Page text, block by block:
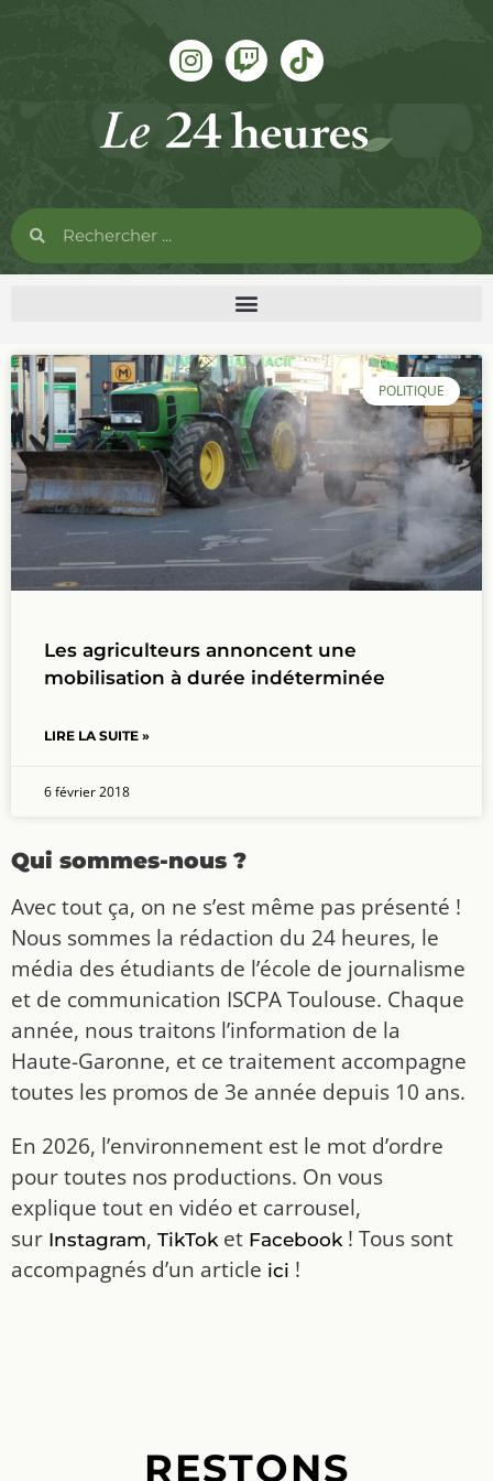
POLITIQUE
Les agriculteurs annoncent une
mobilisation à durée indéterminée
LIRE LA SUITE »
6 février 2018
Qui sommes-nous ?
Avec tout ça, on ne s’est même pas présenté !
Nous sommes la rédaction du 24 heures, le
média des étudiants de l’école de journalisme
et de communication ISCPA Toulouse. Chaque
année, nous traitons l’information de la
Haute-Garonne, et ce traitement accompagne
toutes les promos de 3e année depuis 10 ans.
En 2026, l’environnement est le mot d’ordre
pour toutes nos productions. On vous
explique tout en vidéo et carrousel,
sur Instagram, TikToket Facebook! Tous sont
accompagnés d’un article ici !
RESTONS